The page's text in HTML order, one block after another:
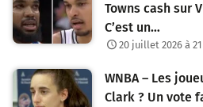
Towns cash sur
C’est un…
20 juillet 2026 à
WNBA – Les
Clark ? Un vote